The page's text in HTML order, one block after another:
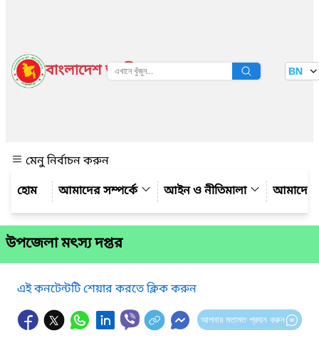
বাংলাদেশ জাতীয় তথ্য বাতায়ন BN
মেনু নির্বাচন করুন
আমাদের সম্পর্কে
আইন ও নীতিমালা আমাদের
উপজেলা মৎস্য দপ্তর
এই কনটেন্টটি শেয়ার করতে ক্লিক করুন
আপনার মতামত প্রদান করুন